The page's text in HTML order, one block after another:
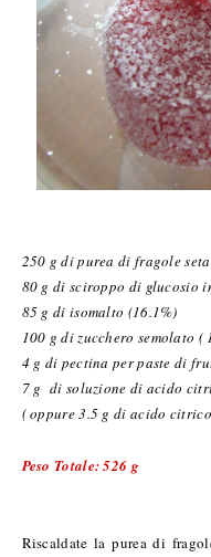
250 g di purea di fragole
80 g di sciroppo di glucosio
85 g di isomalto (16.1%)
100 g di zucchero semolato (
4 g di pectina per paste di
7 g di soluzione di acido
( oppure 3.5 g di acido
Peso Totale: 526 g
Riscaldate la purea di